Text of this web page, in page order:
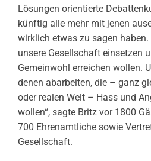
Lösungen orientierte
künftig alle mehr mit jenen
wirklich etwas zu sagen
unsere Gesellschaft einsetzen
Gemeinwohl erreichen wollen.
denen abarbeiten, die – ganz
oder realen Welt – Hass und
wollen“, sagte Britz vor 1800
700 Ehrenamtliche sowie
Gesellschaft.